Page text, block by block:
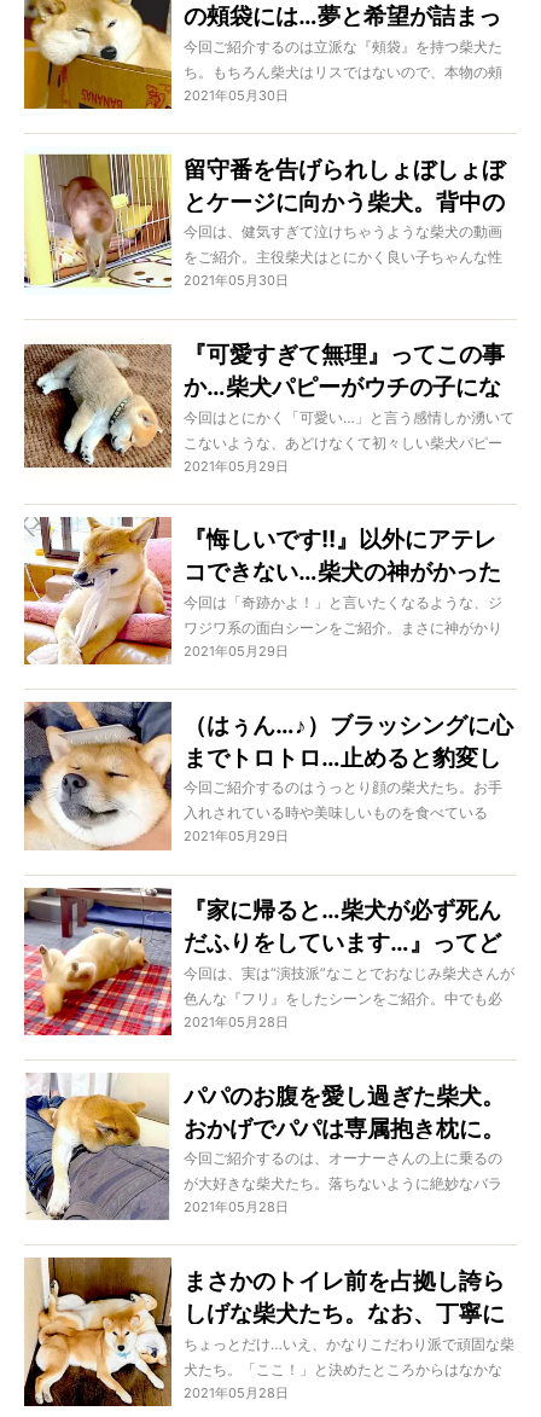
の頰袋には…夢と希望が詰まっ
ている、と思う。だってこんな
に膨らむのだから。
今回ご紹介するのは立派な『頰袋』を持つ柴犬た
ち。もちろん柴犬はリスではないので、本物の頰
袋があるわけではありません。でも彼らのモチモ
れません。
2021年05月30日
留守番を告げられしょぼしょぼ
とケージに向かう柴犬。背中の
哀愁が強すぎてこっちが泣きた
いレベルだった【動画】
今回は、健気すぎて泣けちゃうような柴犬の動画
をご紹介。主役柴犬はとにかく良い子ちゃんな性
格の持ち主。そして家族のこともとても愛してい
です…。
2021年05月30日
『可愛すぎて無理』ってこの事
か…柴犬パピーがウチの子にな
った日からの成長を辿ったら自
然と泣けてきた【動画】
今回はとにかく「可愛い…」と言う感情しか湧いて
こないような、あどけなくて初々しい柴犬パピー
の成長動画をご紹介。まずはウチの子になりたて
が湧いてジーンとしてしまうでしょう！
2021年05月29日
『悔しいです!!』以外にアテレ
コできない…柴犬の神がかった
一瞬に笑った【奇跡の瞬間3連
発】
今回は「奇跡かよ！」と言いたくなるような、ジ
ワジワ系の面白シーンをご紹介。まさに神がかり
的な瞬間を収めた数々のシーンは、柴犬とはやっ
2021年05月29日
（はぅん…♪）ブラッシングに心
までトロトロ…止めると豹変し
「ガウ！」とお怒りになる柴犬
様が超可愛い。【動画】
今回ご紹介するのはうっとり顔の柴犬たち。お手
入れされている時や美味しいものを食べている
時、彼らは実に良い表情を見せてくれます。柴犬
2021年05月29日
『家に帰ると…柴犬が必ず死ん
だふりをしています…』ってど
れどれ…いやガッツリ想像超え
てた。【動画】
今回は、実は“演技派”なことでおなじみ柴犬さんが
色んな『フリ』をしたシーンをご紹介。中でも必
ず「帰宅時に毎回死んだフリしている」という光
としたら、どうしたって笑ってしまうでしょう！
2021年05月28日
パパのお腹を愛し過ぎた柴犬。
おかげでパパは専属抱き枕に。
なんだこの羨まけしからん状況
は！【動画あり】
今回ご紹介するのは、オーナーさんの上に乗るの
が大好きな柴犬たち。落ちないように絶妙なバラ
ンスを保つ子もいれば、愛おしそうにぎゅっとし
…なんて、素直にデレデレするしかないでしょう
ね。
2021年05月28日
まさかのトイレ前を占拠し誇ら
しげな柴犬たち。なお、丁寧に
お願いすると素直に撤退してく
れる模様…健気か！
ちょっとだけ…いえ、かなりこだわり派で頑固な柴
犬たち。「ここ！」と決めたところからはなかな
か移動してくれないものですよね。それがトイレ
2021年05月28日